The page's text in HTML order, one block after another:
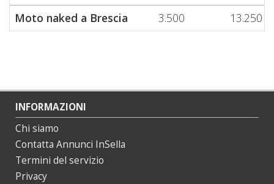
Moto naked a Brescia
3.500 13.250
INFORMAZIONI
Chi siamo
Contatta Annunci InSella
Termini del servizio
Privacy